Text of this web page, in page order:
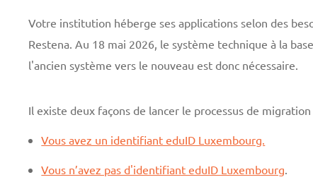
Votre institution héberge ses applications selon des
Restena. Au 18 mai 2026, le système technique à la
l'ancien système vers le nouveau est donc nécessaire.
Il existe deux façons de lancer le processus de
Vous avez un identifiant eduID Luxembourg.
Vous n’avez pas d'identifiant eduID Luxembourg.